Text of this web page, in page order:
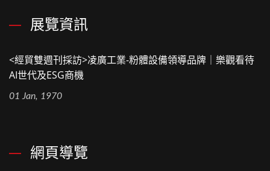
展覽資訊
<經貿雙週刊採訪>凌廣工業-粉體設備領導品牌｜樂觀看待
AI世代及ESG商機
01 Jan, 1970
網頁導覽